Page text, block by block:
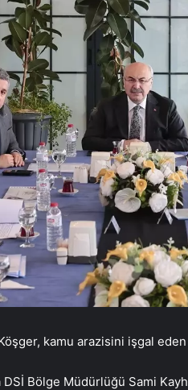
kamu arazisini işgal eden
DSİ Bölge Müdürlüğü Sami